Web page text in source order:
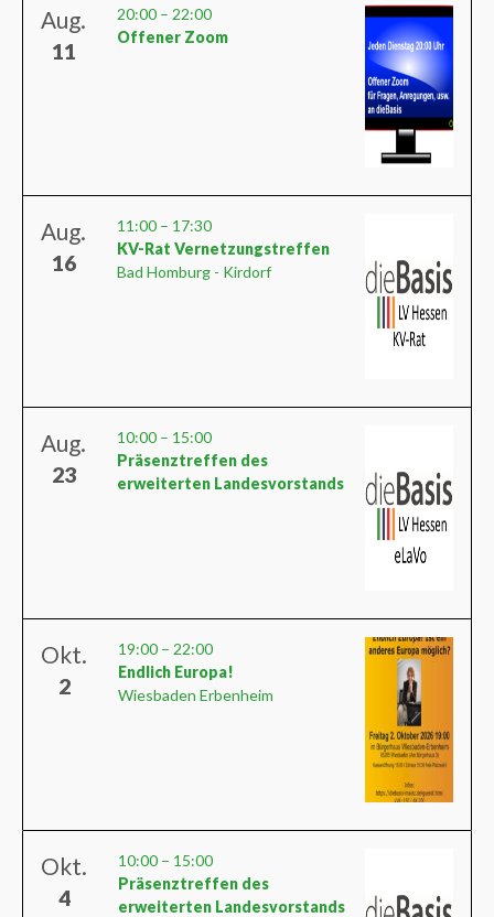
Aug.
11
20:00 – 22:00
Offener Zoom
Aug.
16
11:00 – 17:30
KV-Rat Vernetzungstreffen
Bad Homburg - Kirdorf
Aug.
23
10:00 – 15:00
Präsenztreffen des
erweiterten Landesvorstands
Okt.
2
19:00 – 22:00
Endlich Europa!
Wiesbaden Erbenheim
Okt.
4
10:00 – 15:00
Präsenztreffen des
erweiterten Landesvorstands